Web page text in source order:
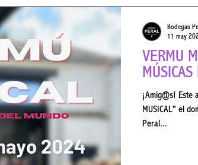
VERMÚ
¡Amig@s! Este
MUSICAL" el
Peral...
Bodegas
11 may